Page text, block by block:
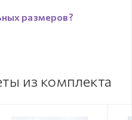
размеров?
из комплекта